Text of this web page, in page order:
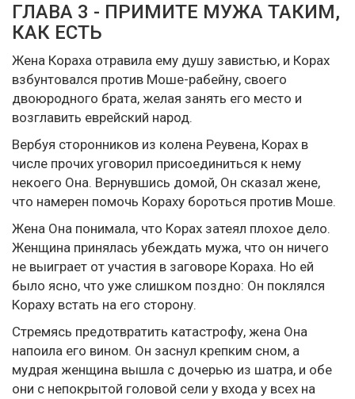
ГЛАВА 3 - ПРИМИТЕ МУЖА ТАКИМ,
КАК ЕСТЬ
Жена Кораха отравила ему душу завистью, и Корах
взбунтовался против Моше-рабейну, своего
двоюродного брата, желая занять его место и
возглавить еврейский народ.
Вербуя сторонников из колена Реувена, Корах в
числе прочих уговорил присоединиться к нему
некоего Она. Вернувшись домой, Он сказал жене,
что намерен помочь Кораху бороться против Моше.
Жена Она понимала, что Корах затеял плохое дело.
Женщина принялась убеждать мужа, что он ничего
не выиграет от участия в заговоре Кораха. Но ей
было ясно, что уже слишком поздно: Он поклялся
Кораху встать на его сторону.
Стремясь предотвратить катастрофу, жена Она
напоила его вином. Он заснул крепким сном, а
мудрая женщина вышла с дочерью из шатра, и обе
они с непокрытой головой сели у входа у всех на